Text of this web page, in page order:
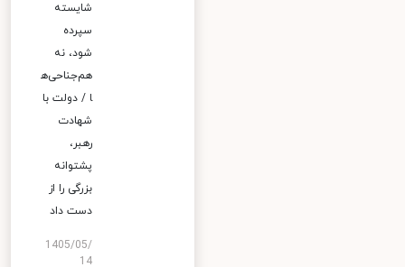
شایسته
سپرده
شود، نه
هم‌جناحی‌ه
ا / دولت با
شهادت
رهبر،
پشتوانه
بزرگی را از
دست داد
1405/05/
14